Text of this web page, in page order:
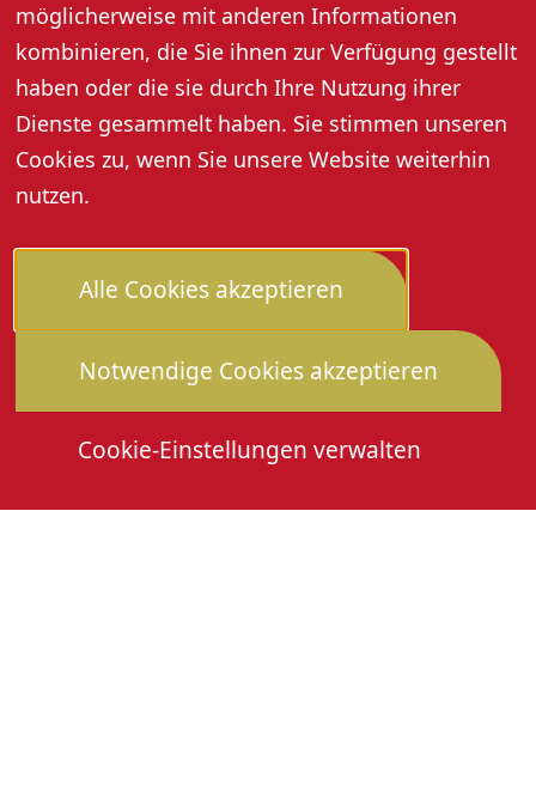
möglicherweise mit anderen Informationen
kombinieren, die Sie ihnen zur Verfügung gestellt
haben oder die sie durch Ihre Nutzung ihrer
Dienste gesammelt haben. Sie stimmen unseren
Cookies zu, wenn Sie unsere Website weiterhin
nutzen.
Alle Cookies akzeptieren
Notwendige Cookies akzeptieren
Cookie-Einstellungen verwalten
Die HeimattageDownloadsMitmachen